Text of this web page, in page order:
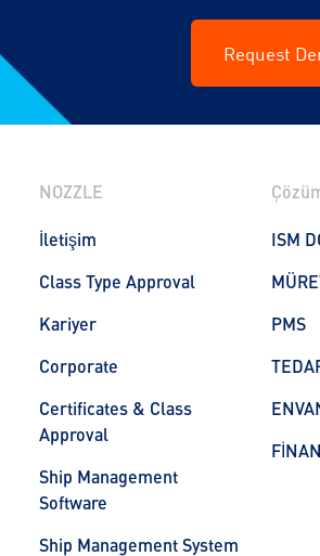
Request
NOZZLE
İletişim
Class Type Approval
Kariyer
Corporate
Certificates & Class
Approval
Ship Management
Software
Ship Management System
ISM
PMS